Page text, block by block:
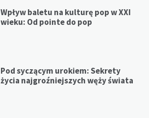
Wpływ baletu na kulturę pop w XXI
wieku: Od pointe do pop
Pod syczącym urokiem: Sekrety
życia najgroźniejszych węży świata